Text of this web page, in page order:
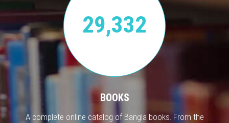
29,332
BOOKS
A complete online catalog of Bangla books. From the